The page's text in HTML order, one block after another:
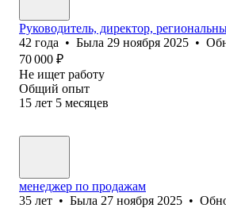
Руководитель, директор,
42 года • Была 29 ноября 2025 •
70 000 ₽
Не ищет работу
Общий опыт
15 лет 5 месяцев
менеджер по продажам
35 лет • Была 27 ноября 2025 •